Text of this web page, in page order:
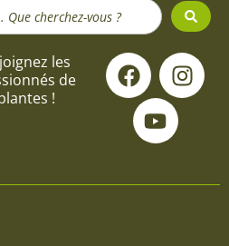
les
de
!
F
a
c
e
o
I
n
s
g
Y
o
u
t
u
b